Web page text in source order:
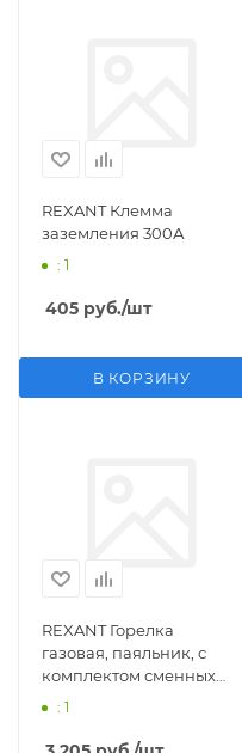
REXANT Клемма
заземления 300А
: 1
405 руб./шт
В КОРЗИНУ
REXANT Горелка
газовая, паяльник, с
комплектом сменных
насадок, 11 предметов
: 1